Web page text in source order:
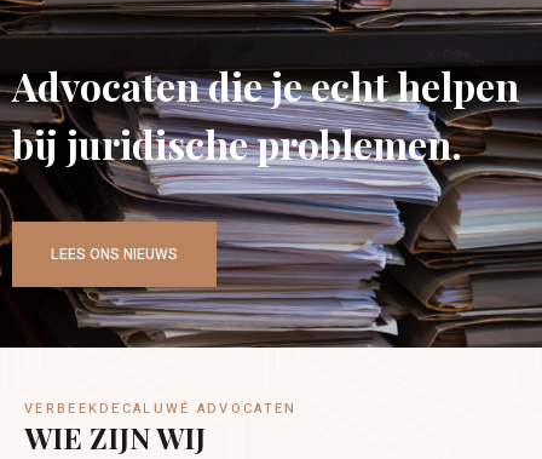
Advocaten die je echt helpen
bij juridische problemen.
LEES ONS NIEUWS
VERBEEKDECALUWÉ ADVOCATEN
WIE ZIJN WIJ